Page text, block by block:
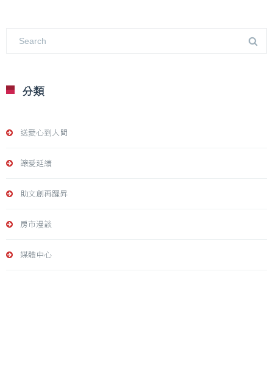
分類
送愛心到人間
讓愛延續
助文創再躍昇
房市漫談
媒體中心